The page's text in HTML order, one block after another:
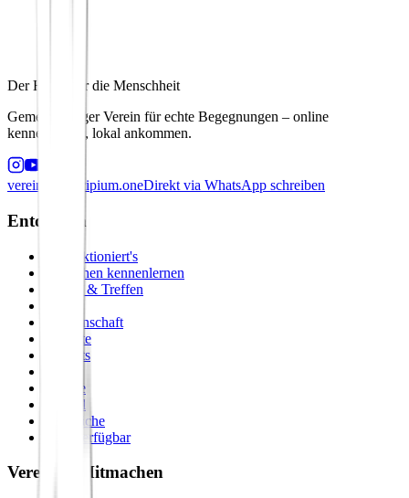
Der Hafen für die Menschheit
Gemeinnütziger Verein für echte Begegnungen – online
kennenlernen, lokal ankommen.
verein@principium.oneDirekt via WhatsApp schreiben
Entdecken
So funktioniert's
Menschen kennenlernen
Events & Treffen
Gemeinschaft
Formate
Retreats
Galerie
Journal
Vergleiche
Bald verfügbar
Verein & Mitmachen